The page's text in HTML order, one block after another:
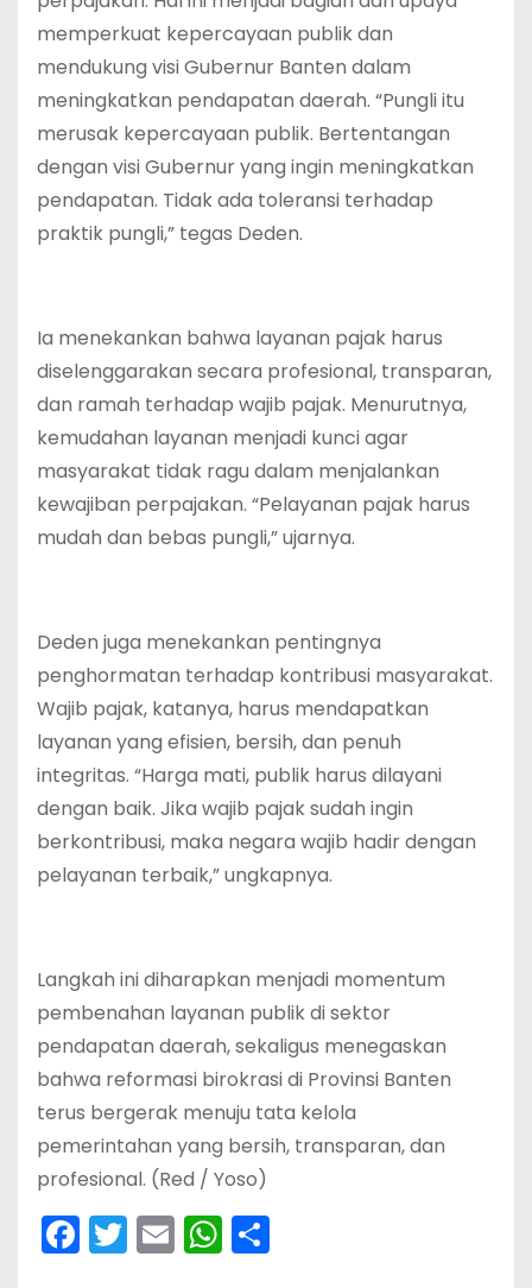
memperkuat kepercayaan publik dan
mendukung visi Gubernur Banten dalam
meningkatkan pendapatan daerah. “Pungli itu
merusak kepercayaan publik. Bertentangan
dengan visi Gubernur yang ingin meningkatkan
pendapatan. Tidak ada toleransi terhadap
praktik pungli,” tegas Deden.
Ia menekankan bahwa layanan pajak harus
diselenggarakan secara profesional, transparan,
dan ramah terhadap wajib pajak. Menurutnya,
kemudahan layanan menjadi kunci agar
masyarakat tidak ragu dalam menjalankan
kewajiban perpajakan. “Pelayanan pajak harus
mudah dan bebas pungli,” ujarnya.
Deden juga menekankan pentingnya
penghormatan terhadap kontribusi masyarakat.
Wajib pajak, katanya, harus mendapatkan
layanan yang efisien, bersih, dan penuh
integritas. “Harga mati, publik harus dilayani
dengan baik. Jika wajib pajak sudah ingin
berkontribusi, maka negara wajib hadir dengan
pelayanan terbaik,” ungkapnya.
Langkah ini diharapkan menjadi momentum
pembenahan layanan publik di sektor
pendapatan daerah, sekaligus menegaskan
bahwa reformasi birokrasi di Provinsi Banten
terus bergerak menuju tata kelola
pemerintahan yang bersih, transparan, dan
profesional. (Red / Yoso)
F
a
T
w
E
m
W
h